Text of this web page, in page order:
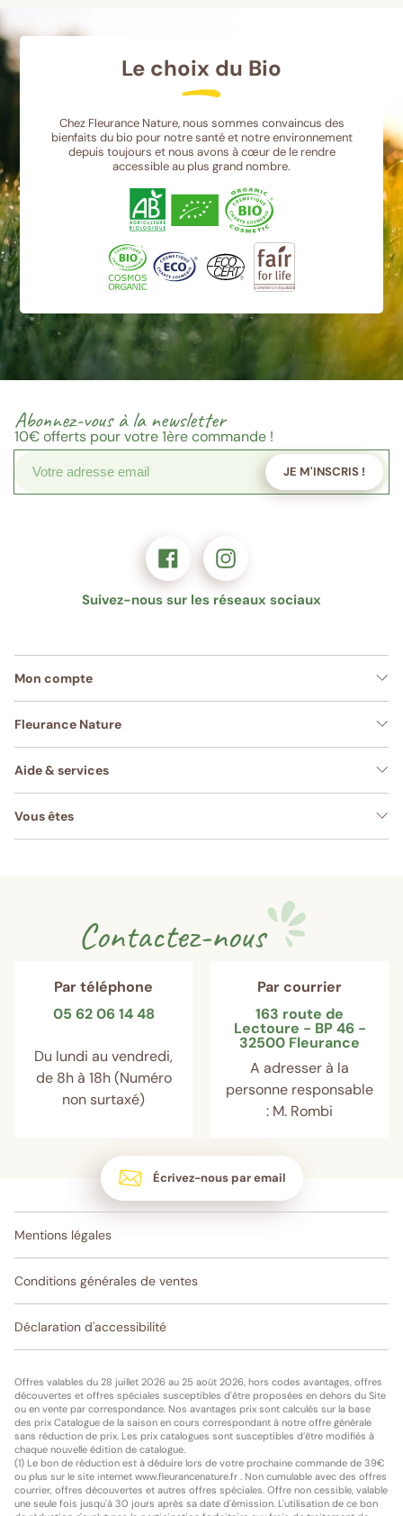
Le choix du Bio
Chez Fleurance Nature, nous sommes convaincus des
bienfaits du bio pour notre santé et notre environnement
depuis toujours et nous avons à cœur de le rendre
accessible au plus grand nombre.
Abonnez-vous à la newsletter
10€offerts pour votre 1ère commande !
JE M'INSCRIS !
Suivez-nous sur les réseaux sociaux
Mon compte
Fleurance Nature
Aide & services
Vous êtes
Contactez-nous
Par téléphone
05 62 06 14 48
Du lundi au vendredi,
de 8h à 18h (Numéro
non surtaxé)
Par courrier
163 route de
Lectoure - BP 46 -
32500 Fleurance
A adresser à la
personne responsable
: M. Rombi
Écrivez-nous par email
Mentions légales
Conditions générales de ventes
Déclaration d'accessibilité
Offres valables du 28 juillet 2026 au 25 août 2026, hors codes avantages, offres
découvertes et offres spéciales susceptibles d'être proposées en dehors du Site
ou en vente par correspondance. Nos avantages prix sont calculés sur la base
des prix Catalogue de la saison en cours correspondant à notre offre générale
sans réduction de prix. Les prix catalogues sont susceptibles d’être modifiés à
chaque nouvelle édition de catalogue.
(1) Le bon de réduction est à déduire lors de votre prochaine commande de 39€
ou plus sur le site internet www.fleurancenature.fr . Non cumulable avec des offres
courrier, offres découvertes et autres offres spéciales. Offre non cessible, valable
une seule fois jusqu'à 30 jours après sa date d'émission. L'utilisation de ce bon